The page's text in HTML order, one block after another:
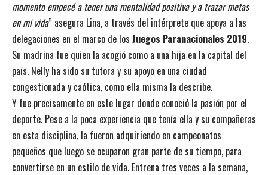
momento empecé a tener una mentalidad positiva y a trazar metas
en mi vida” asegura Lina, a través del intérprete que apoya a las
delegaciones en el marco de los Juegos Paranacionales 2019.
Su madrina fue quien la acogió como a una hija en la capital del
país. Nelly ha sido su tutora y su apoyo en una ciudad
congestionada y caótica, como ella misma la describe.
Y fue precisamente en este lugar donde conoció la pasión por el
deporte. Pese a la poca experiencia que tenía ella y su compañeras
en esta disciplina, la fueron adquiriendo en campeonatos
pequeños que luego se ocuparon gran parte de su tiempo, para
convertirse en un estilo de vida. Entrena tres veces a la semana,